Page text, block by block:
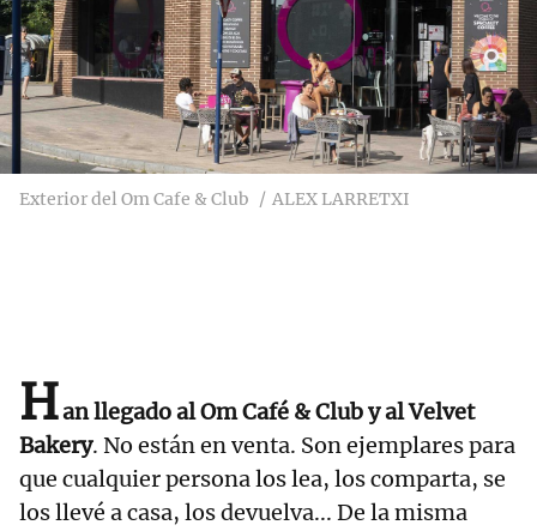
Exterior del Om Cafe & Club ALEX LARRETXI
Han llegado al Om Café & Club y al Velvet
Bakery. No están en venta. Son ejemplares para
que cualquier persona los lea, los comparta, se
los llevé a casa, los devuelva... De la misma